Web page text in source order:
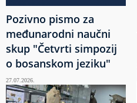
Pozivno pismo za
međunarodni naučni
skup "Četvrti simpozij
o bosanskom jeziku"
27.07.2026.